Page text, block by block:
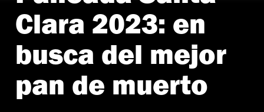
Clara 2023: en
busca del mejor
pan de muerto